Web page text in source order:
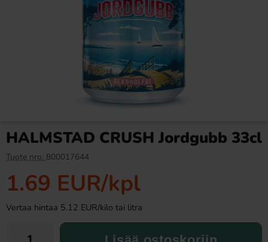
Osta
HALMSTAD CRUSH Jordgubb 33cl
Tuote nro: 800017644
1.69 EUR/kpl
Vertaa hintaa 5.12 EUR/kilo tai litra